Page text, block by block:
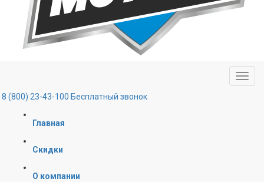
8 (800) 23-43-100 Бесплатный звонок
Главная
Скидки
О компании